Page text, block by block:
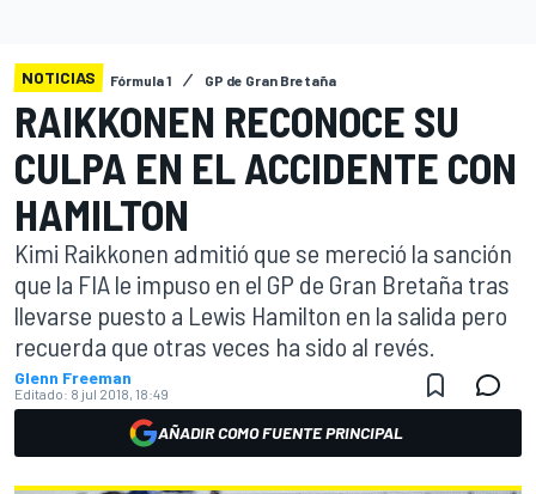
NOTICIAS Fórmula 1 GP de Gran Bretaña
RAIKKONEN RECONOCE SU
CULPA EN EL ACCIDENTE CON
HAMILTON
Kimi Raikkonen admitió que se mereció la sanción
que la FIA le impuso en el GP de Gran Bretaña tras
llevarse puesto a Lewis Hamilton en la salida pero
recuerda que otras veces ha sido al revés.
Glenn Freeman
Editado: 8 jul 2018, 18:49
AÑADIR COMO FUENTE PRINCIPAL